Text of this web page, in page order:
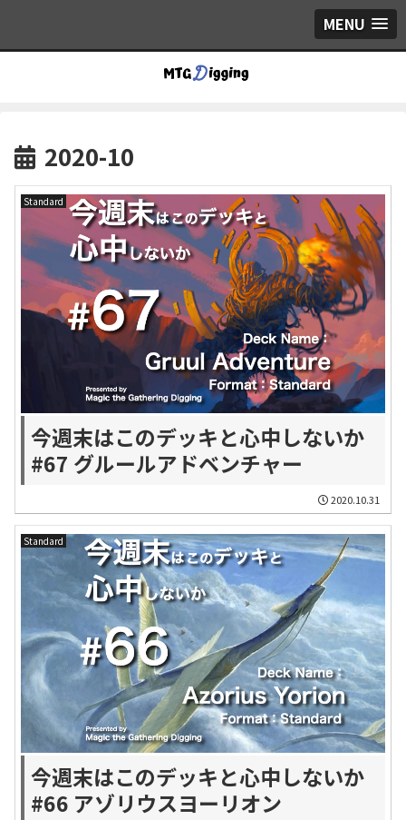
MENU
2020-10
Standard
今週末はこのデッキと心中しないか
#67 グルールアドベンチャー
2020.10.31
Standard
今週末はこのデッキと心中しないか
#66 アゾリウスヨーリオン